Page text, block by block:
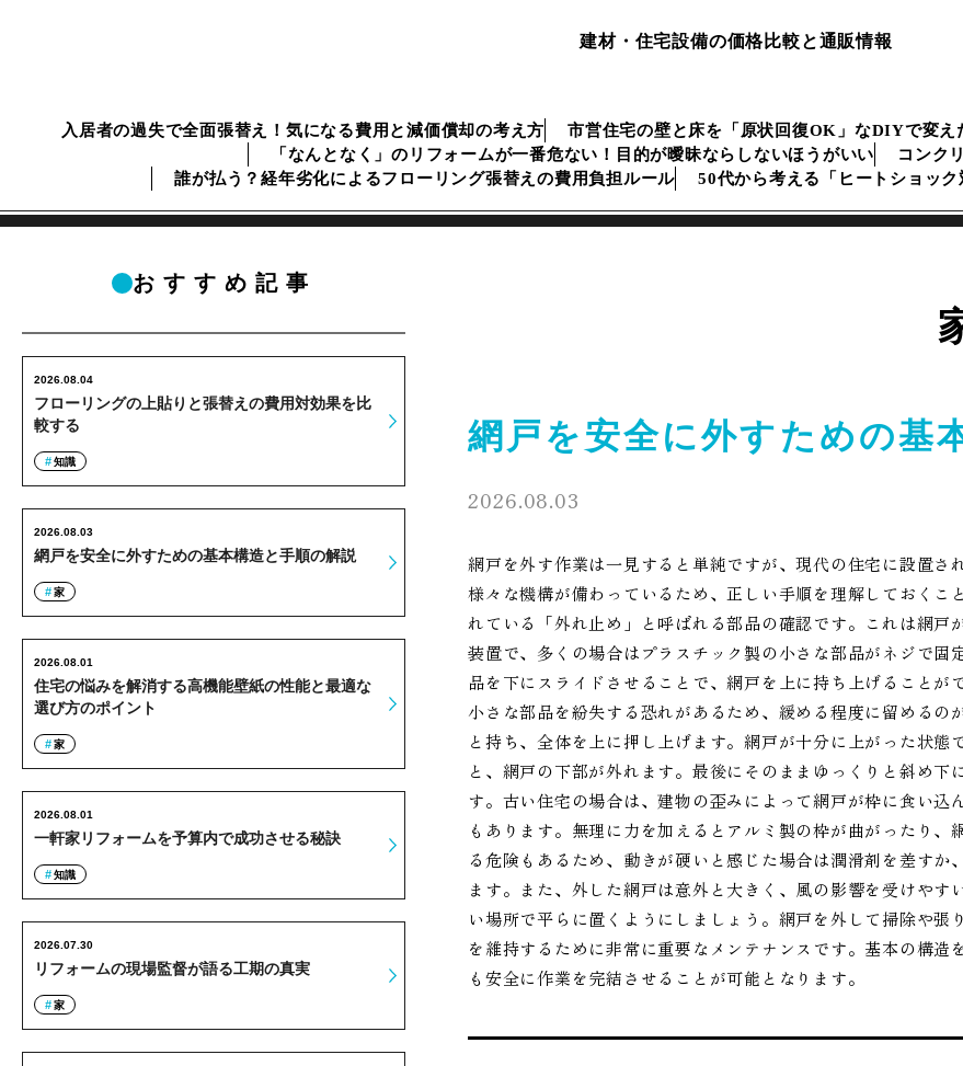
建材・住宅設備の価格比較と通販情報
入居者の過失で全面張替え！気になる費用と減価償却の考え方 市営住宅の壁と床を「原状回復OK」なDIYで変え
「なんとなく」のリフォームが一番危ない！目的が曖昧ならしないほうがいい
コンク
誰が払う？経年劣化によるフローリング張替えの費用負担ルール
50代から考える「ヒートショッ
網戸を安全に外すための基
2026.08.03
網戸を外す作業は一見すると単純ですが、現代の住宅に設置
様々な機構が備わっているため、正しい手順を理解しておく
れている「外れ止め」と呼ばれる部品の確認です。これは網
装置で、多くの場合はプラスチック製の小さな部品がネジで
品を下にスライドさせることで、網戸を上に持ち上げること
小さな部品を紛失する恐れがあるため、緩める程度に留める
と持ち、全体を上に押し上げます。網戸が十分に上がった状
と、網戸の下部が外れます。最後にそのままゆっくりと斜め
す。古い住宅の場合は、建物の歪みによって網戸が枠に食い
もあります。無理に力を加えるとアルミ製の枠が曲がったり
る危険もあるため、動きが硬いと感じた場合は潤滑剤を差す
ます。また、外した網戸は意外と大きく、風の影響を受けや
い場所で平らに置くようにしましょう。網戸を外して掃除や
を維持するために非常に重要なメンテナンスです。基本の構
も安全に作業を完結させることが可能となります。
おすすめ記事
フローリングの上貼りと張替えの費用対効果を比
較する
2026.08.04
知識
網戸を安全に外すための基本構造と手順の解説
2026.08.03
家
住宅の悩みを解消する高機能壁紙の性能と最適な
選び方のポイント
2026.08.01
家
一軒家リフォームを予算内で成功させる秘訣
2026.08.01
知識
リフォームの現場監督が語る工期の真実
2026.07.30
家